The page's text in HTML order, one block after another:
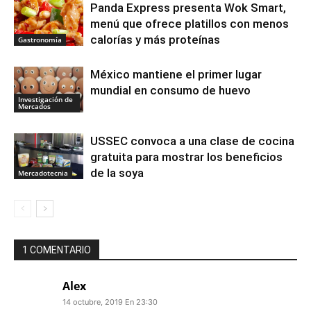
Gastronomía
Panda Express presenta Wok Smart,
menú que ofrece platillos con menos
calorías y más proteínas
Investigación de
Mercados
México mantiene el primer lugar
mundial en consumo de huevo
Mercadotecnia
USSEC convoca a una clase de cocina
gratuita para mostrar los beneficios
de la soya
1 COMENTARIO
Alex
14 octubre, 2019 En 23:30